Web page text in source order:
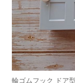
輪ゴムフック ドア